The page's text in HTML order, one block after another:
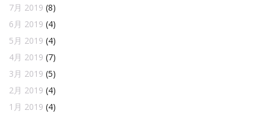
7月 2019 (8)
6月 2019 (4)
5月 2019 (4)
4月 2019 (7)
3月 2019 (5)
2月 2019 (4)
1月 2019 (4)